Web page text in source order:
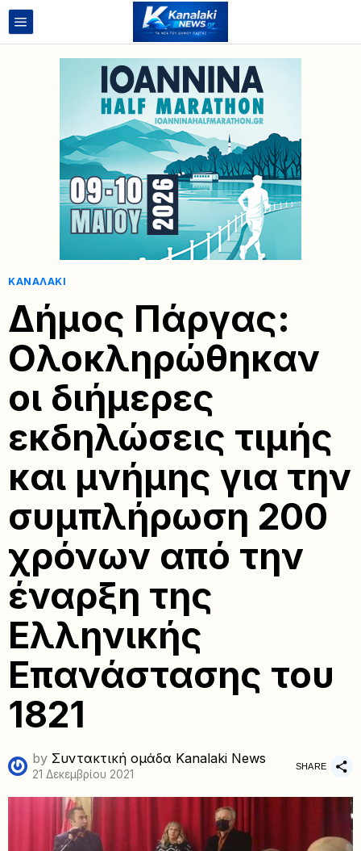
ΚΑΝΑΛΆΚΙ
Δήμος Πάργας:
Ολοκληρώθηκαν
οι διήμερες
εκδηλώσεις τιμής
και μνήμης για την
συμπλήρωση 200
χρόνων από την
έναρξη της
Ελληνικής
Επανάστασης του
1821
by Συντακτική ομάδα Kanalaki News
21 Δεκεμβρίου 2021
SHARE